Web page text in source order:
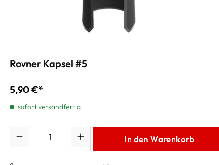
Rovner Kapsel #5
5,90 €*
sofort versandfertig
In den Warenkorb